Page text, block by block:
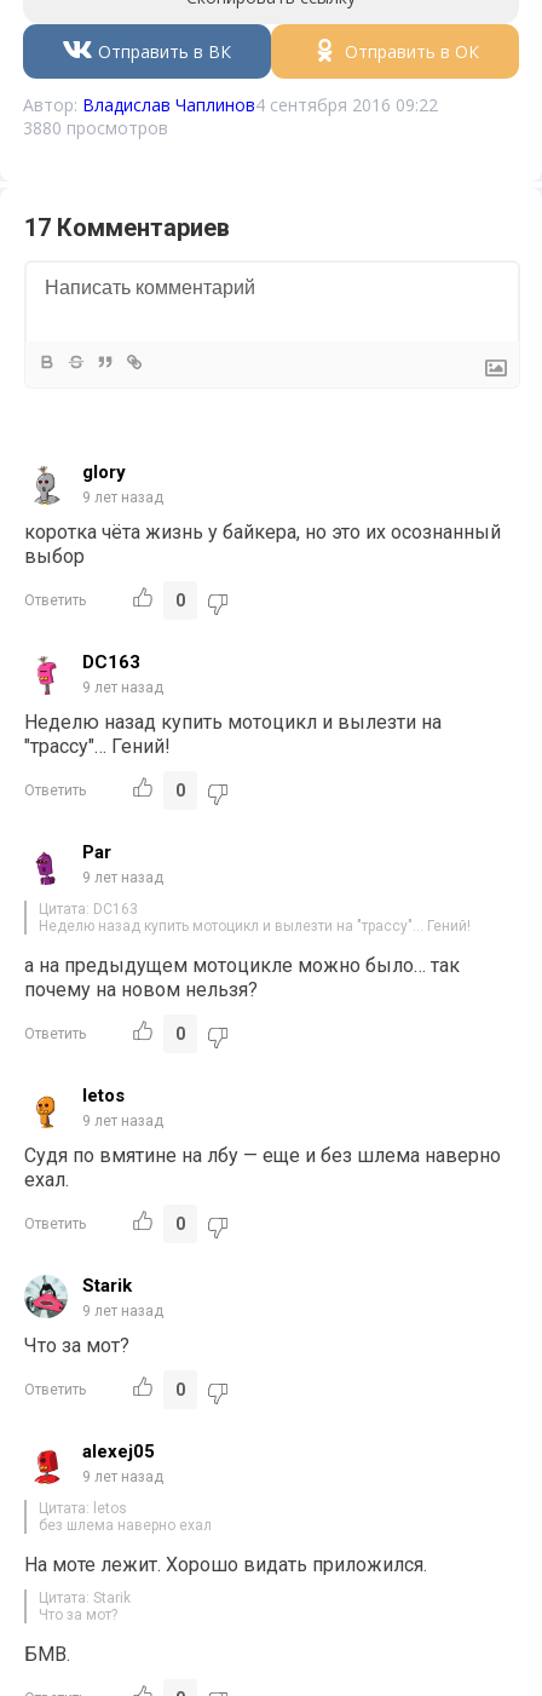
Отправить в ВК Отправить в ОК
Автор: Владислав Чаплинов4 сентября 2016 09:22
3880 просмотров
17 Комментариев
glory
9 лет назад
коротка чёта жизнь у байкера, но это их осознанный
выбор
Ответить 0
DC163
9 лет назад
Неделю назад купить мотоцикл и вылезти на
"трассу"… Гений!
Ответить 0
Par
9 лет назад
Цитата: DC163
Неделю назад купить мотоцикл и вылезти на "трассу"… Гений!
а на предыдущем мотоцикле можно было… так
почему на новом нельзя?
Ответить 0
letos
9 лет назад
Судя по вмятине на лбу — еще и без шлема наверно
ехал.
Ответить 0
Starik
9 лет назад
Что за мот?
Ответить 0
alexej05
9 лет назад
Цитата: letos
без шлема наверно ехал
На моте лежит. Хорошо видать приложился.
Цитата: Starik
Что за мот?
БМВ.